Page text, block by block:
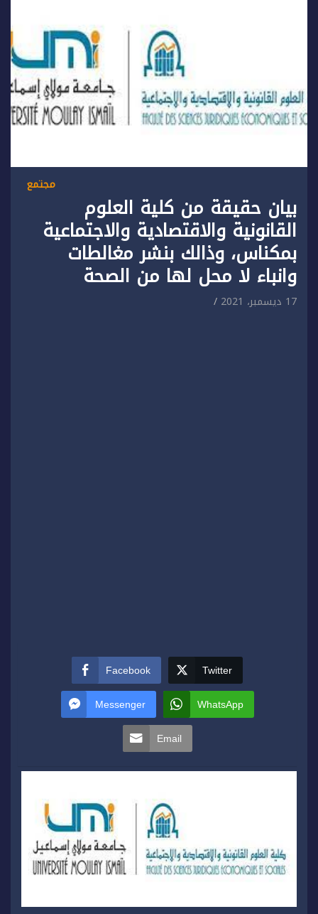
مجتمع
بيان حقيقة من كلية العلوم
القانونية والاقتصادية والاجتماعية
بمكناس، وذالك بنشر مغالطات
وانباء لا محل لها من الصحة
17 ديسمبر، 2021
Facebook Twitter
Messenger WhatsApp
Email